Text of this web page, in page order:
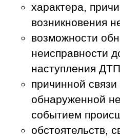
характера,
возникновения
возможности
неисправности
наступления
причинной
обнаруженной
событием
обстоятельств,